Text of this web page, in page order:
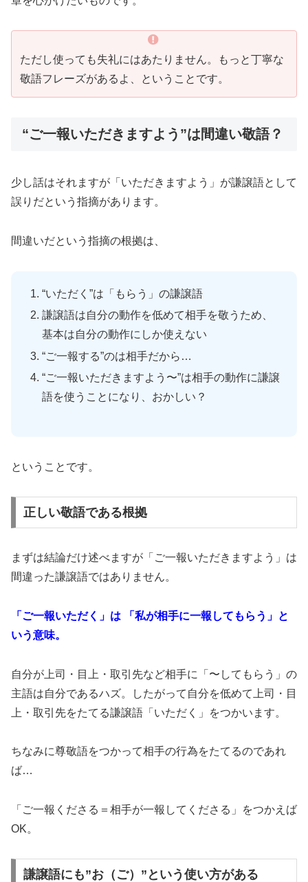
ただし使っても失礼にはあたりません。もっと丁寧な
敬語フレーズがあるよ、ということです。
“ご一報いただきますよう”は間違い敬語？
少し話はそれますが「いただきますよう」が謙譲語として
誤りだという指摘があります。
間違いだという指摘の根拠は、
“いただく”は「もらう」の謙譲語
謙譲語は自分の動作を低めて相手を敬うため、
基本は自分の動作にしか使えない
“ご一報する”のは相手だから…
“ご一報いただきますよう〜”は相手の動作に謙譲
語を使うことになり、おかしい？
ということです。
正しい敬語である根拠
まずは結論だけ述べますが「ご一報いただきますよう」は
間違った謙譲語ではありません。
「ご一報いただく」は 「私が相手に一報してもらう」と
いう意味。
自分が上司・目上・取引先など相手に「〜してもらう」の
主語は自分であるハズ。したがって自分を低めて上司・目
上・取引先をたてる謙譲語「いただく」をつかいます。
ちなみに尊敬語をつかって相手の行為をたてるのであれ
ば…
「ご一報くださる＝相手が一報してくださる」をつかえば
OK。
謙譲語にも”お（ご）”という使い方がある